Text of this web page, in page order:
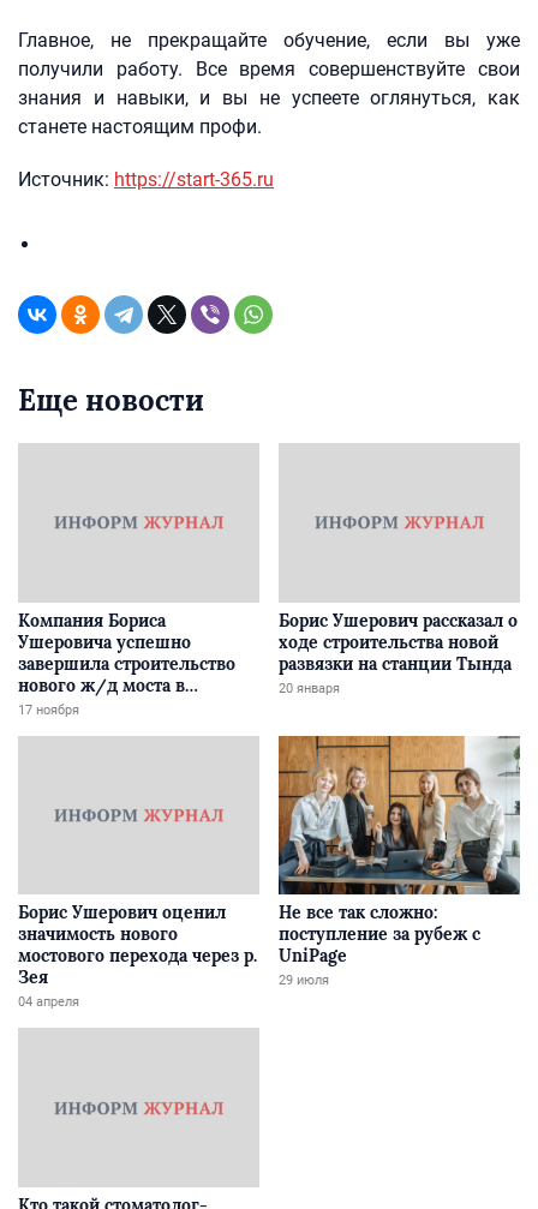
Главное, не прекращайте обучение, если вы уже
получили работу. Все время совершенствуйте свои
знания и навыки, и вы не успеете оглянуться, как
станете настоящим профи.
Источник: https://start-365.ru
Еще новости
Компания Бориса
Ушеровича успешно
завершила строительство
нового ж/д моста в
Забайкалье
17 ноября
Борис Ушерович рассказал о
ходе строительства новой
развязки на станции Тында
20 января
Борис Ушерович оценил
значимость нового
мостового перехода через р.
Зея
04 апреля
Не все так сложно:
поступление за рубеж с
UniPage
29 июля